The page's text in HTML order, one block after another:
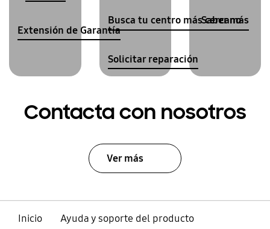
Extensión de Garantía
Busca tu centro más cercano
Solicitar reparación
Saber más
Contacta con nosotros
Ver más
Inicio
Ayuda y soporte del producto